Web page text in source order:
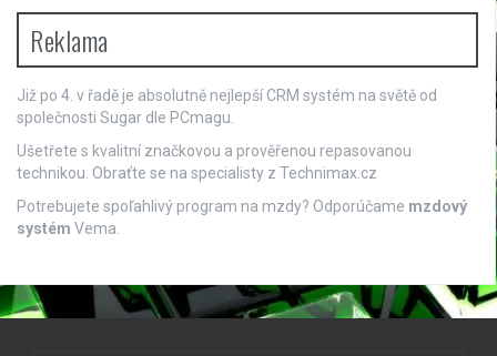
Reklama
Již po 4. v řadě je absolutně nejlepší CRM systém na světě od
společnosti Sugar dle PCmagu.
Ušetřete s kvalitní značkovou a prověřenou repasovanou
technikou. Obraťte se na specialisty z Technimax.cz
Potrebujete spoľahlivý program na mzdy? Odporúčame mzdový
systém Vema.